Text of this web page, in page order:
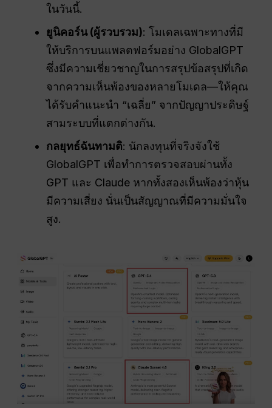
ในวันนี้.
ยูนิคอร์น (ผู้รวบรวม): โมเดลเฉพาะทางที่มี
ให้บริการบนแพลตฟอร์มอย่าง GlobalGPT
ซึ่งมีความเชี่ยวชาญในการสรุปข้อสรุปที่เกิด
จากความเห็นพ้องของหลายโมเดล—ให้คุณ
ได้รับคำแนะนำ “เฉลี่ย” จากปัญญาประดิษฐ์
สามระบบที่แตกต่างกัน.
กลยุทธ์ฉันทามติ: นักลงทุนที่จริงจังใช้
GlobalGPT เพื่อทำการตรวจสอบผ่านทั้ง
GPT และ Claude หากทั้งสองเห็นพ้องว่าหุ้น
มีความเสี่ยง นั่นเป็นสัญญาณที่มีความมั่นใจ
สูง.